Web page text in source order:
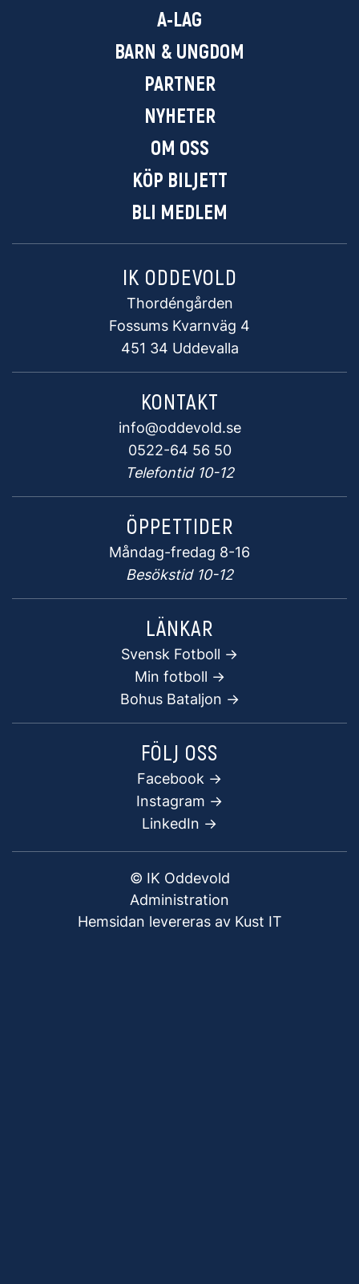
A-LAG
BARN & UNGDOM
PARTNER
NYHETER
OM OSS
KÖP BILJETT
BLI MEDLEM
IK ODDEVOLD
Thordéngården
Fossums Kvarnväg 4
451 34 Uddevalla
KONTAKT
info@oddevold.se
0522-64 56 50
Telefontid 10-12
ÖPPETTIDER
Måndag-fredag 8-16
Besökstid 10-12
LÄNKAR
Svensk Fotboll ->
Min fotboll ->
Bohus Bataljon ->
FÖLJ OSS
Facebook ->
Instagram ->
LinkedIn ->
© IK Oddevold
Administration
Hemsidan levereras av Kust IT